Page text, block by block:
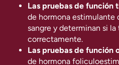
Las pruebas de función
de hormona estimulante
sangre y determinan si
correctamente.
Las pruebas de función
de hormona